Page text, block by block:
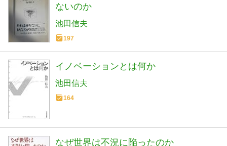
ないのか
池田信夫
197
イノベーションとは何か
池田信夫
164
なぜ世界は不況に陥ったのか